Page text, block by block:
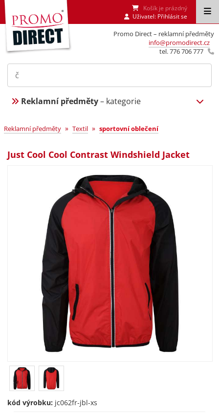
Promo Direct – reklamní předměty
info@promodirect.cz
tel. 776 706 777
Košík je prázdný
Uživatel: Přihlásit se
Reklamní předměty– kategorie
Reklamní předměty » Textil » sportovní oblečení
Just Cool Cool Contrast Windshield Jacket
kód výrobku: jc062fr-jbl-xs